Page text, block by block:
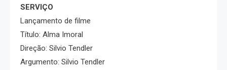
SERVIÇO
Lançamento de filme
Título: Alma Imoral
Direção: Silvio Tendler
Argumento: Silvio Tendler